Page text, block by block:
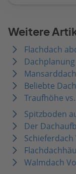
Weitere
Flachdach
Beliebte
Traufhöhe
Spitzboden
Der
Walmdach